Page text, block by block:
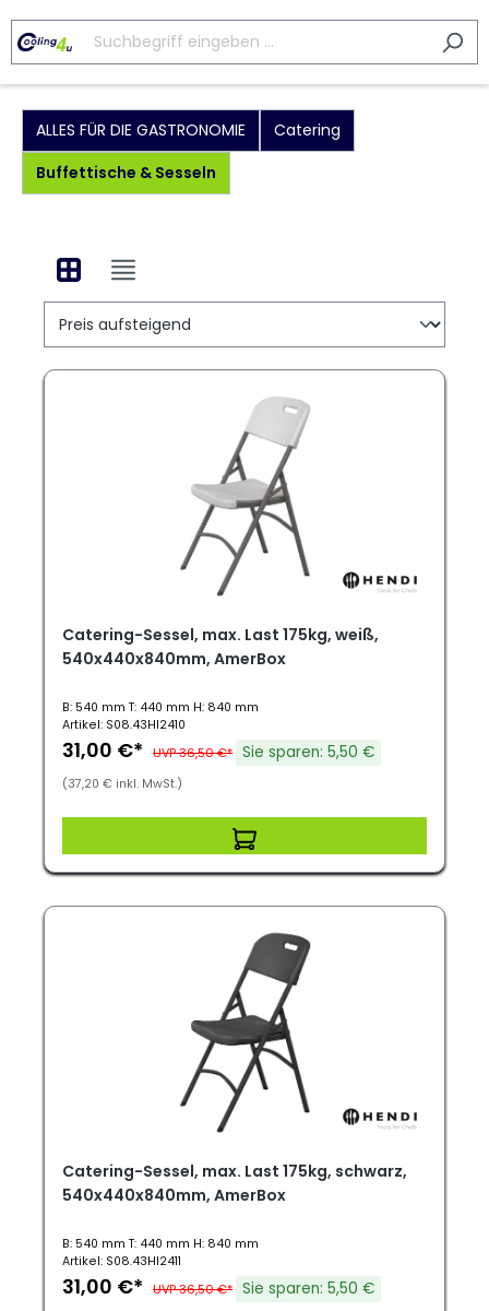
ALLES FÜR DIE GASTRONOMIE
Catering
Buffettische & Sesseln
Catering-Sessel, max. Last 175kg, weiß,
540x440x840mm, AmerBox
B: 540 mm T: 440 mm H: 840 mm
Artikel: S08.43HI2410
31,00 €* UVP 36,50 €* Sie sparen: 5,50 €
(37,20 € inkl. MwSt.)
Catering-Sessel, max. Last 175kg, schwarz,
540x440x840mm, AmerBox
B: 540 mm T: 440 mm H: 840 mm
Artikel: S08.43HI2411
31,00 €* UVP 36,50 €* Sie sparen: 5,50 €